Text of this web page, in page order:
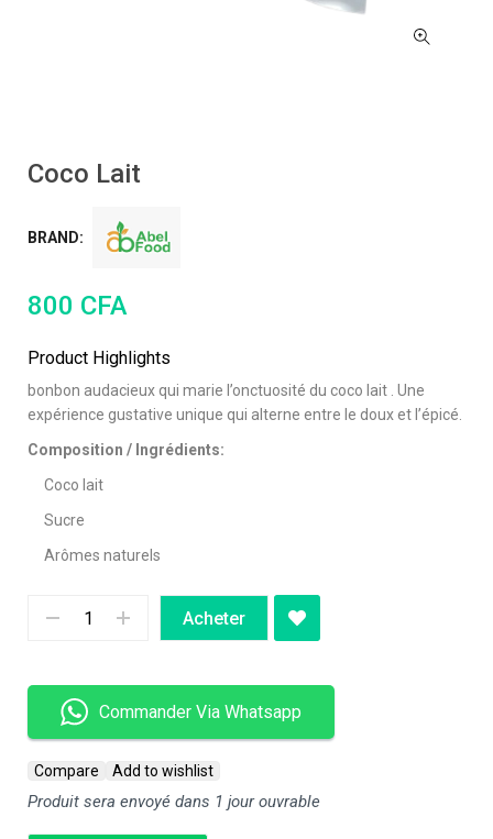
Coco Lait
BRAND:
800 CFA
Product Highlights
bonbon audacieux qui marie l’onctuosité du coco lait . Une
expérience gustative unique qui alterne entre le doux et l’épicé.
Composition / Ingrédients:
Coco lait
Sucre
Arômes naturels
Acheter
Commander Via Whatsapp
Compare Add to wishlist
Produit sera envoyé dans 1 jour ouvrable